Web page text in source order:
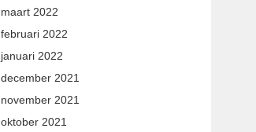
maart 2022
februari 2022
januari 2022
december 2021
november 2021
oktober 2021